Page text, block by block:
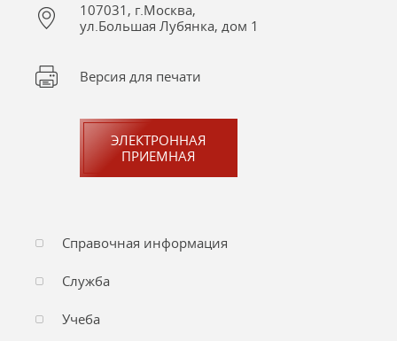
107031, г.Москва,
ул.Большая Лубянка, дом 1
Версия для печати
ЭЛЕКТРОННАЯ
ПРИЕМНАЯ
Справочная информация
Служба
Учеба